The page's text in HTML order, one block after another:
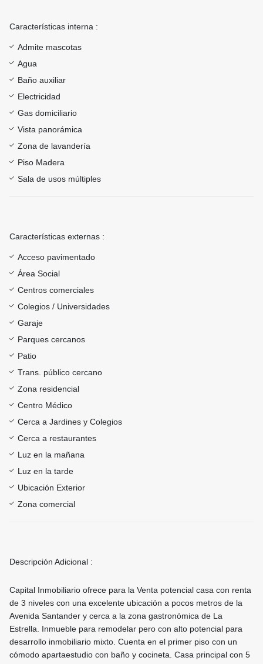
Características interna :
Admite mascotas
Agua
Baño auxiliar
Electricidad
Gas domiciliario
Vista panorámica
Zona de lavandería
Piso Madera
Sala de usos múltiples
Características externas :
Acceso pavimentado
Área Social
Centros comerciales
Colegios / Universidades
Garaje
Parques cercanos
Patio
Trans. público cercano
Zona residencial
Centro Médico
Cerca a Jardines y Colegios
Cerca a restaurantes
Luz en la mañana
Luz en la tarde
Ubicación Exterior
Zona comercial
Descripción Adicional :
Capital Inmobiliario ofrece para la Venta potencial casa con renta
de 3 niveles con una excelente ubicación a pocos metros de la
Avenida Santander y cerca a la zona gastronómica de La
Estrella. Inmueble para remodelar pero con alto potencial para
desarrollo inmobiliario mixto. Cuenta en el primer piso con un
cómodo apartaestudio con baño y cocineta. Casa principal con 5